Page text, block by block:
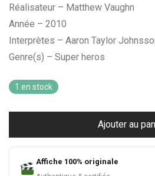
Réalisateur – Matthew Vaughn
Année – 2010
Interprètes – Aaron Taylor
Genre(s) – Super heros
1 en stock
Ajouter au
Affiche 100% originale